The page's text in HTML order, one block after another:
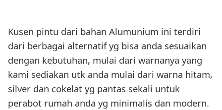
Kusen pintu dari bahan Alumunium ini terdiri
dari berbagai alternatif yg bisa anda sesuaikan
dengan kebutuhan, mulai dari warnanya yang
kami sediakan utk anda mulai dari warna hitam,
silver dan cokelat yg pantas sekali untuk
perabot rumah anda yg minimalis dan modern.